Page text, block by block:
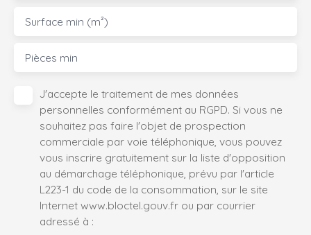
Surface min (m²)
Pièces min
J'accepte le traitement de mes données
personnelles conformément au RGPD. Si vous ne
souhaitez pas faire l'objet de prospection
commerciale par voie téléphonique, vous pouvez
vous inscrire gratuitement sur la liste d'opposition
au démarchage téléphonique, prévu par l'article
L223-1 du code de la consommation, sur le site
Internet www.bloctel.gouv.fr ou par courrier
adressé à :